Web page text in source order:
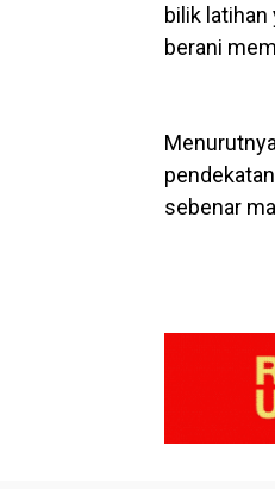
bilik latihan
berani
sebenar